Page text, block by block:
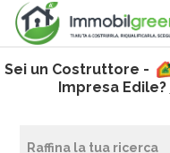
Sei un Costruttore -
Impresa Edile?
Raffina la tua ricerca